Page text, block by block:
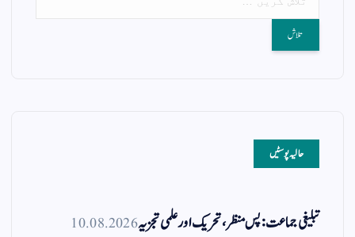
حالیہ پوسٹیں
تبلیغی جماعت: پس منظر، تحریک اور علمی تجزیہ10.08.2026